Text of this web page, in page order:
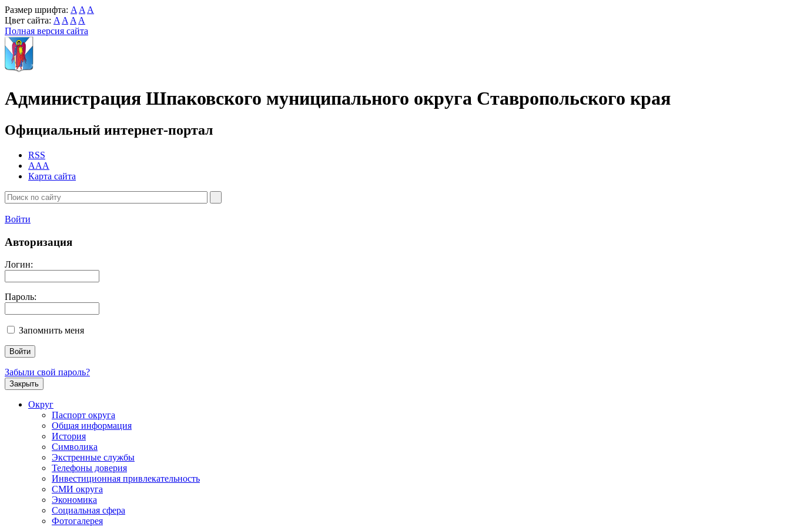
Размер шрифта: A A A
Цвет сайта: A A A A
Полная версия сайта
Администрация Шпаковского муниципального округа Ставропольского края
Официальный интернет-портал
RSS
AAA
Карта сайта
Войти
Авторизация
Логин:
Пароль:
Запомнить меня
Забыли свой пароль?
Закрыть
Округ
Паспорт округа
Общая информация
История
Символика
Экстренные службы
Телефоны доверия
Инвестиционная привлекательность
СМИ округа
Экономика
Социальная сфера
Фотогалерея